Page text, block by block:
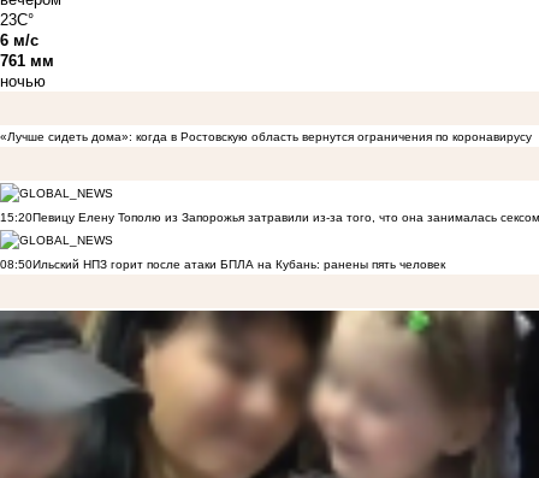
23C°
6 м/с
761 мм
ночью
«Лучше сидеть дома»: когда в Ростовскую область вернутся ограничения по коронавирусу
15:20Певицу Елену Тополю из Запорожья затравили из-за того, что она занималась
08:50Ильский НПЗ горит после атаки БПЛА на Кубань: ранены пять человек